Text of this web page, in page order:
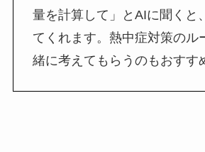
量を計算して」とAIに聞くと
てくれます。熱中症対策のル
緒に考えてもらうのもおすす